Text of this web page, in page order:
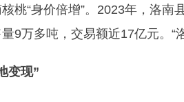
桃“身价倍增”。2023年，洛南
9万多吨，交易额近17亿元。“
变现”